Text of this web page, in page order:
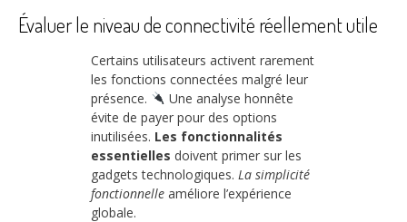
Évaluer le niveau de connectivité réellement utile
Certains utilisateurs activent rarement
les fonctions connectées malgré leur
présence.
Une analyse honnête
évite de payer pour des options
inutilisées. Les fonctionnalités
essentielles doivent primer sur les
gadgets technologiques. La simplicité
fonctionnelle améliore l’expérience
globale.